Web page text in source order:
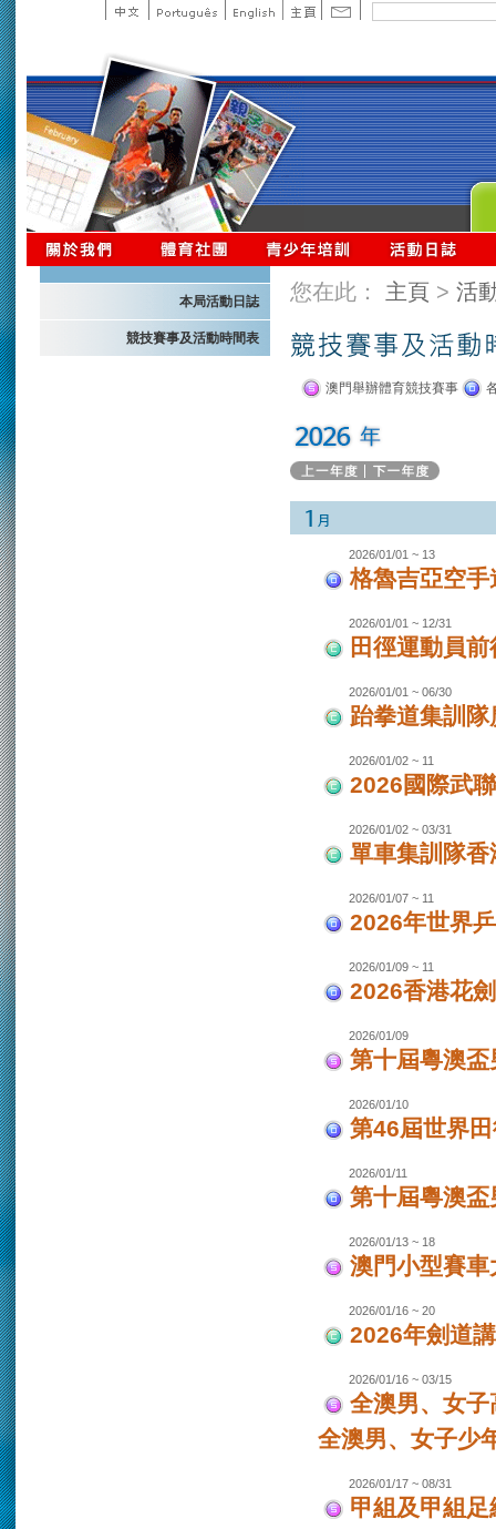
本局活動日誌
競技賽事及活動時間表
您在此： 主頁 > 活
澳門舉辦體育競技賽事
2026/01/01 ~ 13
格魯吉亞空
2026/01/01 ~ 12/31
田徑運動員
2026/01/01 ~ 06/30
跆拳道集訓
2026/01/02 ~ 11
2026國際武
2026/01/02 ~ 03/31
單車集訓隊
2026/01/07 ~ 11
2026年世界
2026/01/09 ~ 11
2026香港花
2026/01/09
第十屆粵澳
2026/01/10
第46屆世界
2026/01/11
第十屆粵澳
2026/01/13 ~ 18
澳門小型賽
2026/01/16 ~ 20
2026年劍道
2026/01/16 ~ 03/15
全澳男、女
全澳男、女子少
2026/01/17 ~ 08/31
甲組及甲組